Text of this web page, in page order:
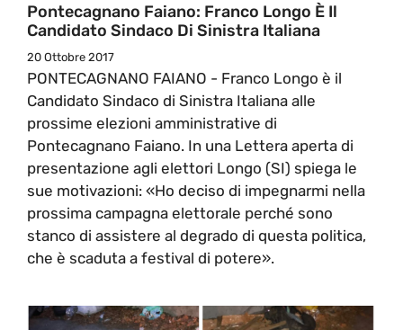
Pontecagnano Faiano: Franco Longo È Il
Candidato Sindaco Di Sinistra Italiana
20 Ottobre 2017
PONTECAGNANO FAIANO - Franco Longo è il
Candidato Sindaco di Sinistra Italiana alle
prossime elezioni amministrative di
Pontecagnano Faiano. In una Lettera aperta di
presentazione agli elettori Longo (SI) spiega le
sue motivazioni: «Ho deciso di impegnarmi nella
prossima campagna elettorale perché sono
stanco di assistere al degrado di questa politica,
che è scaduta a festival di potere».